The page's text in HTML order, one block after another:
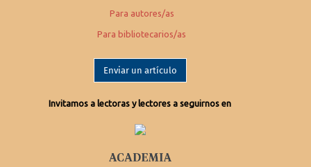
Para autores/as
Para bibliotecarios/as
Enviar un artículo
Invitamos a lectoras y lectores a seguirnos en